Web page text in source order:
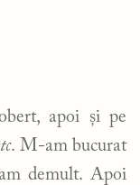
apoi și pe
. M-am bucurat
demult. Apoi